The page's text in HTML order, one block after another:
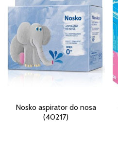
Nosko aspirator do nosa
(40217)